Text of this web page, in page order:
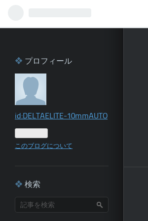
プロフィール
id:DELTAELITE-10mmAUTO
このブログについて
検索